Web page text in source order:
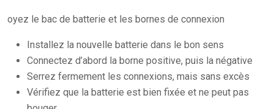
oyez le bac de batterie et les bornes de connexion
Installez la nouvelle batterie dans le bon sens
Connectez d’abord la borne positive, puis la négative
Serrez fermement les connexions, mais sans excès
Vérifiez que la batterie est bien fixée et ne peut pas